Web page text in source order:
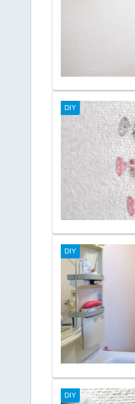
DIY
DIY
DIY